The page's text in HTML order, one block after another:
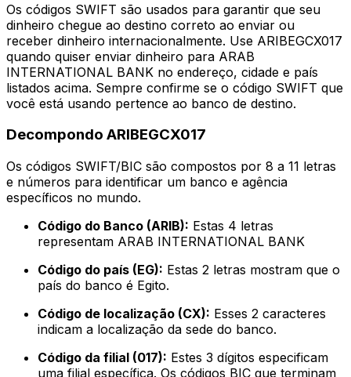
Os códigos SWIFT são usados para garantir que seu
dinheiro chegue ao destino correto ao enviar ou
receber dinheiro internacionalmente. Use ARIBEGCX017
quando quiser enviar dinheiro para ARAB
INTERNATIONAL BANK no endereço, cidade e país
listados acima. Sempre confirme se o código SWIFT que
você está usando pertence ao banco de destino.
Decompondo ARIBEGCX017
Os códigos SWIFT/BIC são compostos por 8 a 11 letras
e números para identificar um banco e agência
específicos no mundo.
Código do Banco (ARIB): Estas 4 letras
representam ARAB INTERNATIONAL BANK
Código do país (EG): Estas 2 letras mostram que o
país do banco é Egito.
Código de localização (CX): Esses 2 caracteres
indicam a localização da sede do banco.
Código da filial (017): Estes 3 dígitos especificam
uma filial específica. Os códigos BIC que terminam